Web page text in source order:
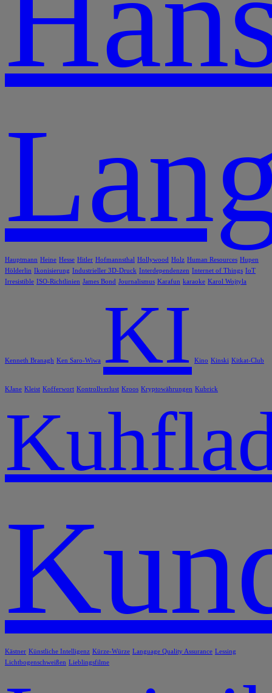
Hauptmann Heine Hesse Hitler Hofmannsthal Hollywood Holz Human Resources Hupen
Hölderlin Ikonisierung Industrieller 3D-Druck Interdependenzen Internet of Things IoT
Irresistible ISO-Richtlinien James Bond Journalismus Karafun karaoke Karol Wojtyla
Kenneth Branagh Ken Saro-Wiwa KI Kino Kinski Kitkat-Club
KJane Kleist Kofferwort Kontrollverlust Kroos Kryptowährungen Kubrick
Kästner Künstliche Intelligenz Kürze-Würze Language Quality Assurance Lessing
Lichtbogenschweißen Lieblingsfilme